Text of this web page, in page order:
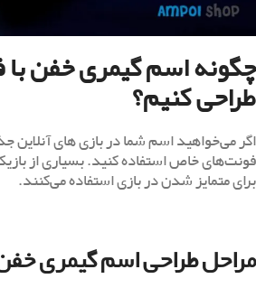
چگونه اسم گیمری خفن
طراحی کنیم؟
اگر می‌خواهید اسم شما در بازی‌ های آنلاین
فونت‌های خاص استفاده کنید. بسیاری از
برای متمایز شدن در بازی استفاده می‌کنند.
مراحل طراحی اسم گیمری